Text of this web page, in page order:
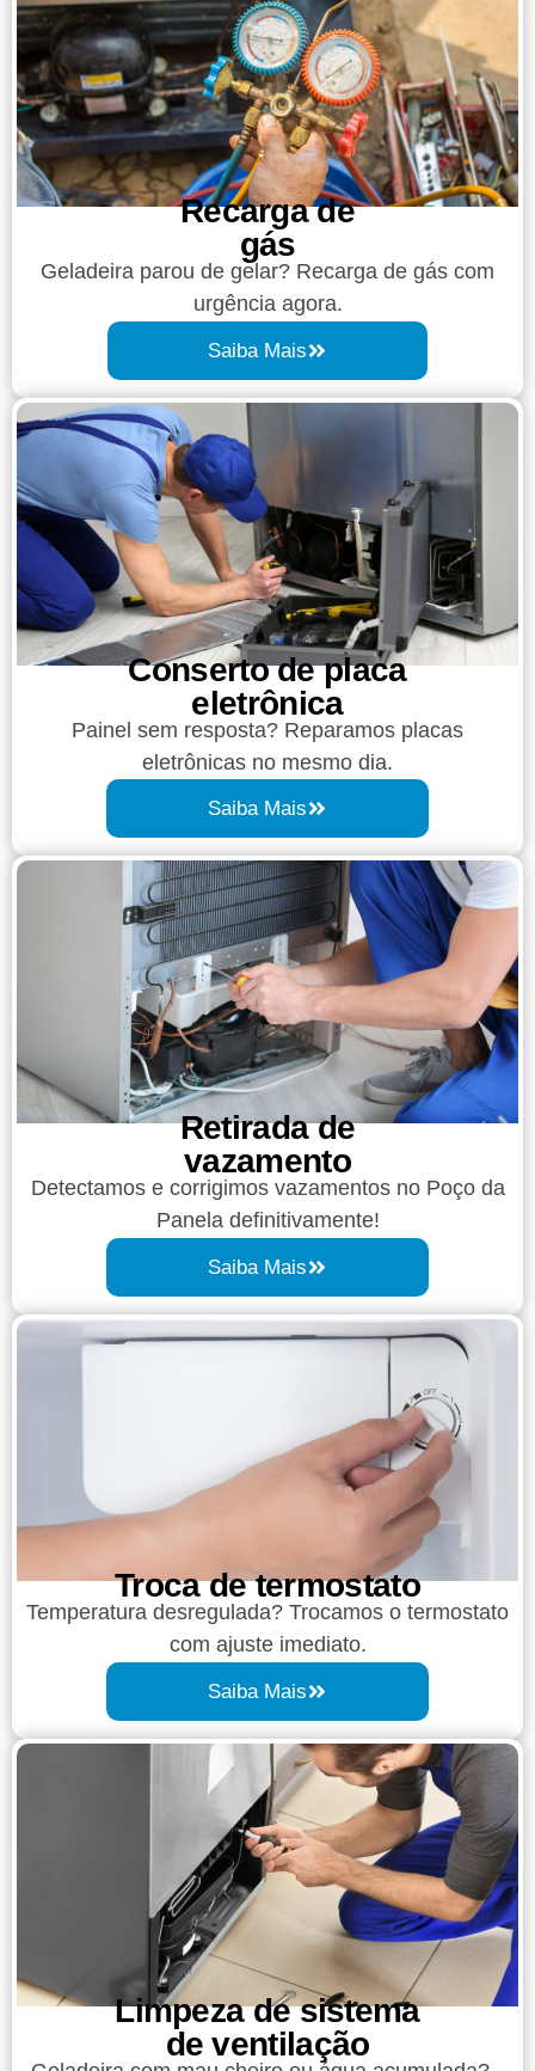
Recarga de
gás
Geladeira parou de gelar? Recarga de gás com
urgência agora.
Saiba Mais
Conserto de placa
eletrônica
Painel sem resposta? Reparamos placas
eletrônicas no mesmo dia.
Saiba Mais
Retirada de
vazamento​​
Detectamos e corrigimos vazamentos no Poço da
Panela definitivamente!
Saiba Mais
Troca de termostato
Temperatura desregulada? Trocamos o termostato
com ajuste imediato.
Saiba Mais
Limpeza de sistema
de ventilação